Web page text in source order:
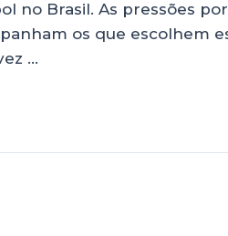
no Brasil. As pressões
os que escolhem
…